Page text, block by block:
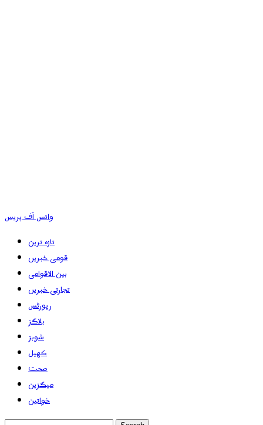
وائس آف پریس
تازہ ترین
قومی خبریں
بین الاقوامی
تجارتی خبریں
رپورٹس
بلاگز
شوبز
کھیل
صحت
میگزین
خواتین